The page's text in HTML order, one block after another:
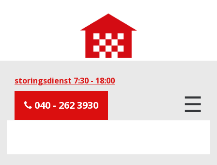
storingsdienst 7:30 - 18:00
040 - 262 3930 ☰